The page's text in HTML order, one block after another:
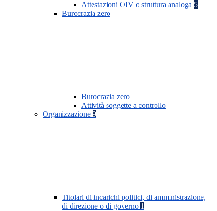
Attestazioni OIV o struttura analoga 5
Burocrazia zero
Burocrazia zero
Attività soggette a controllo
Organizzazione 9
Titolari di incarichi politici, di amministrazione,
di direzione o di governo 1